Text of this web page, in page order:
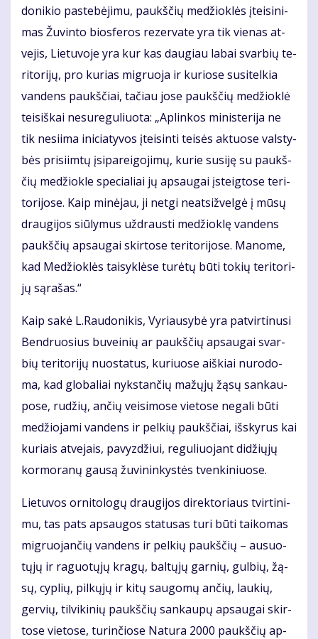
do­ni­kio pa­ste­bė­ji­mu, paukš­čių me­džiok­lės įtei­si­ni­
mas Žu­vin­to bios­fe­ros re­zer­va­te yra tik vie­nas at­
ve­jis, Lie­tu­vo­je yra kur kas dau­giau la­bai svar­bių te­
ri­to­ri­jų, pro ku­rias mig­ruo­ja ir ku­rio­se su­si­tel­kia
van­dens paukš­čiai, ta­čiau jo­se paukš­čių me­džiok­lė
tei­siš­kai ne­su­re­gu­liuo­ta: „Ap­lin­kos mi­nis­te­ri­ja ne
tik ne­si­i­ma ini­cia­ty­vos įtei­sin­ti tei­sės ak­tuo­se vals­ty­
bės pri­si­im­tų įsi­pa­rei­go­ji­mų, ku­rie su­si­ję su paukš­
čių me­džiok­le spe­cia­liai jų ap­sau­gai įsteig­to­se te­ri­
to­ri­jo­se. Kaip mi­nė­jau, ji net­gi neat­si­žvel­gė į mū­sų
drau­gi­jos siū­ly­mus už­draus­ti me­džiok­lę van­dens
paukš­čių ap­sau­gai skir­to­se te­ri­to­ri­jo­se. Ma­no­me,
kad Me­džiok­lės tai­syk­lė­se tu­rė­tų bū­ti to­kių te­ri­to­ri­
jų są­ra­šas.“
Kaip sa­kė L.Rau­do­ni­kis, Vy­riau­sy­bė yra pa­tvir­ti­nu­si
Ben­druo­sius bu­vei­nių ar paukš­čių ap­sau­gai svar­
bių te­ri­to­ri­jų nuo­sta­tus, ku­riuo­se aiš­kiai nu­ro­do­
ma, kad glo­ba­liai nyks­tan­čių ma­žų­jų žą­sų san­kau­
po­se, ru­džių, an­čių vei­si­mo­se vie­to­se ne­ga­li bū­ti
me­džio­ja­mi van­dens ir pel­kių paukš­čiai, iš­sky­rus kai
ku­riais at­ve­jais, pa­vyz­džiui, re­gu­liuo­jant di­džių­jų
kor­mo­ra­nų gau­są žu­vi­nin­kys­tės tven­ki­niuo­se.
Lie­tu­vos or­ni­to­lo­gų drau­gi­jos di­rek­to­riaus tvir­ti­ni­
mu, tas pats ap­sau­gos sta­tu­sas tu­ri bū­ti tai­ko­mas
mig­ruo­jan­čių van­dens ir pel­kių paukš­čių – au­suo­
tų­jų ir ra­guo­tų­jų kra­gų, bal­tų­jų gar­nių, gul­bių, žą­
sų, cyp­lių, pil­kų­jų ir ki­tų sau­go­mų an­čių, lau­kių,
ger­vių, til­vi­ki­nių paukš­čių san­kau­pų ap­sau­gai skir­
to­se vie­to­se, tu­rin­čio­se Na­tu­ra 2000 paukš­čių ap­